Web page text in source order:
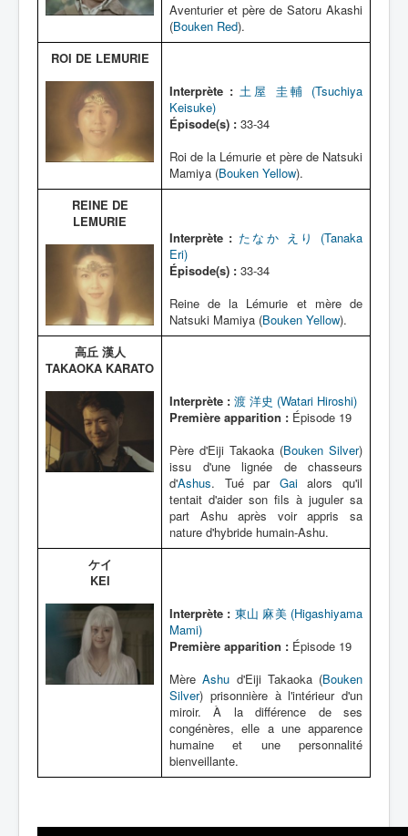
Aventurier et père de Satoru Akashi
(Bouken Red).
ROI DE LEMURIE
Interprète : 土屋 圭輔 (Tsuchiya
Keisuke)
Épisode(s) : 33-34
Roi de la Lémurie et père de Natsuki
Mamiya (Bouken Yellow).
REINE DE
LEMURIE
Interprète : たなか えり (Tanaka
Eri)
Épisode(s) : 33-34
Reine de la Lémurie et mère de
Natsuki Mamiya (Bouken Yellow).
高丘 漢人
TAKAOKA KARATO
Interprète : 渡 洋史 (Watari Hiroshi)
Première apparition : Épisode 19
Père d'Eiji Takaoka (Bouken Silver)
issu d'une lignée de chasseurs
d'Ashus. Tué par Gaialors qu'il
tentait d'aider son fils à juguler sa
part Ashu après voir appris sa
nature d'hybride humain-Ashu.
ケイ
KEI
Interprète : 東山 麻美 (Higashiyama
Mami)
Première apparition : Épisode 19
MèreAshu d'Eiji Takaoka (Bouken
Silver) prisonnière à l'intérieur d'un
miroir. À la différence de ses
congénères, elle a une apparence
humaine et une personnalité
bienveillante.